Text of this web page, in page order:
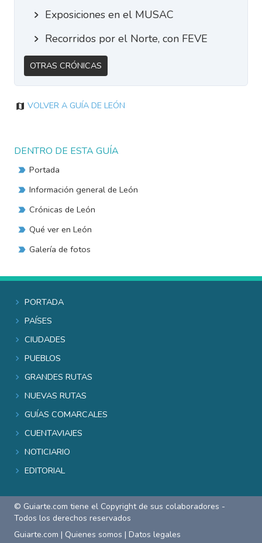
Exposiciones en el MUSAC
Recorridos por el Norte, con FEVE
Otras Crónicas
Volver a Guía de León
DENTRO DE ESTA GUÍA
Portada
Información general de León
Crónicas de León
Qué ver en León
Galería de fotos
Portada
Países
Ciudades
Pueblos
Grandes rutas
Nuevas rutas
Guías comarcales
Cuentaviajes
Noticiario
Editorial
© Guiarte.com tiene el Copyright de sus colaboradores -
Todos los derechos reservados
Guiarte.com | Quienes somos | Datos legales